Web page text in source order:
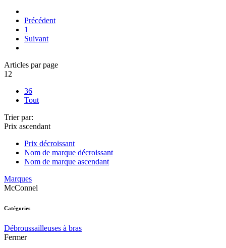
Précédent
1
Suivant
Articles par page
12
36
Tout
Trier par:
Prix ascendant
Prix décroissant
Nom de marque décroissant
Nom de marque ascendant
Marques
McConnel
Catégories
Débroussailleuses à bras
Fermer